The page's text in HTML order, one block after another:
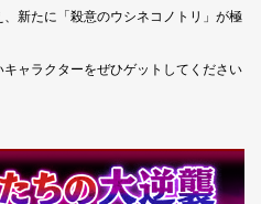
新たに「殺意のウシネコノトリ」が極
ャラクターをぜひゲットしてください